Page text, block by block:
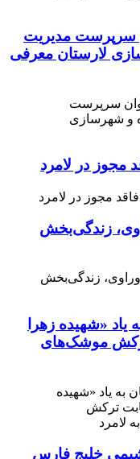
سرپرست مدیریت
لارستان معرفی
زندگی‌بخش
«شهیده زهرا
موشک‌های
خلیج فارس